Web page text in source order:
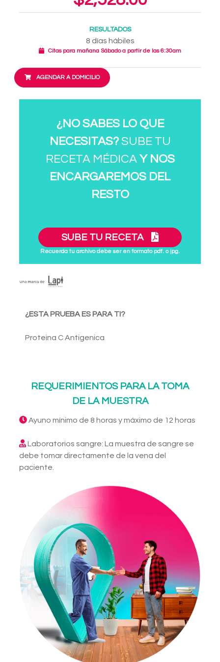
RESULTADOS
8 días hábiles
Citas para mañana Sábado a partir de las 6:30am
AGENDAR A DOMICILIO
¿NO SABES LO QUE
NECESITAS?SUBE TU
RECETA MÉDICA Y NOS
ENCARGAREMOS DEL
RESTO
SUBE TU RECETA
Recuerda tu archivo debe ser en formato pdf. o jpg.
¿ESTA PRUEBA ES PARA TI?
Proteina C Antigenica
REQUERIMIENTOS PARA LA TOMA
DE LA MUESTRA
Ayuno mínimo de 8 horas y máximo de 12 horas
Laboratorios sangre: La muestra de sangre se
debe tomar directamente de la vena del
paciente.